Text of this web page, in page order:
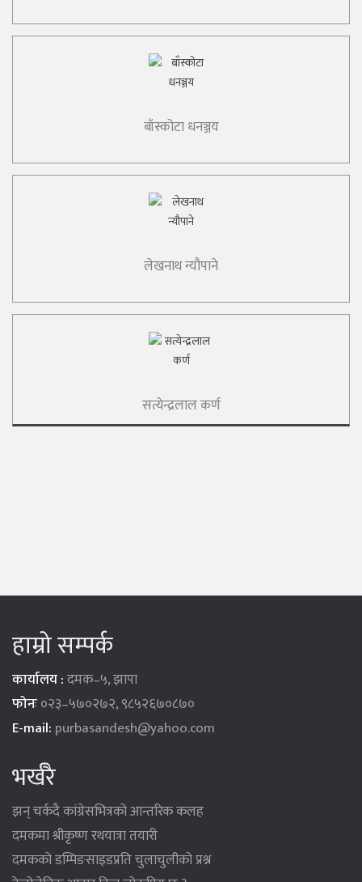
बाँस्कोटा धनञ्जय
लेखनाथ न्यौपाने
सत्येन्द्रलाल कर्ण
हाम्रो सम्पर्क
कार्यालय :दमक–५, झापा
फोनः०२३–५७०२७२, ९८५२६७०८७०
E-mail: purbasandesh@yahoo.com
भर्खरै
झन् चर्कदै कांग्रेसभित्रको आन्तरिक कलह
दमकमा श्रीकृष्ण रथयात्रा तयारी
दमकको डम्पिङसाइडप्रति चुलाचुलीको प्रश्न